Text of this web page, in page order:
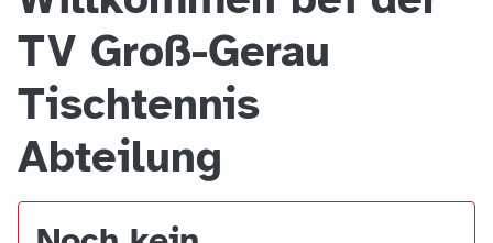
TV Groß-Gerau
Tischtennis
Abteilung